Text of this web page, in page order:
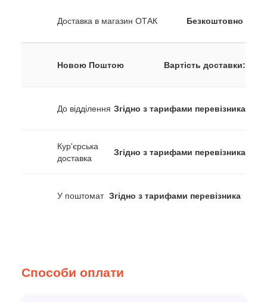
Доставка в магазин ОТАК Безкоштовно
Новою Поштою Вартість доставки:
До відділення Згідно з тарифами перевізника
Кур'єрська
доставка
Згідно з тарифами перевізника
У поштомат Згідно з тарифами перевізника
Способи оплати